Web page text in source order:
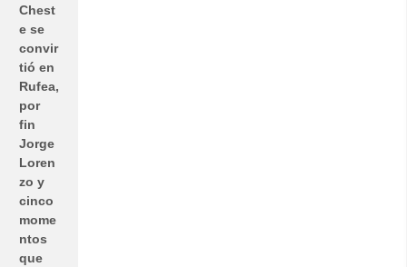
Chest
e se
convir
tió en
Rufea,
por
fin
Jorge
Loren
zo y
cinco
mome
ntos
que